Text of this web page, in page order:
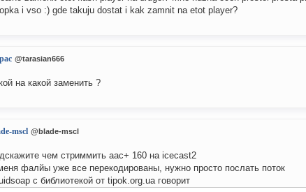
i vso :) gde takuju dostat i kak zamnit na etot player?
@tarasian666
на какой заменить ?
mscl @blade-mscl
чем стриммить aac+ 160 на icecast2
фалйы уже все перекодированы, нужно просто послать поток
с библиотекой от tipok.org.ua говорит